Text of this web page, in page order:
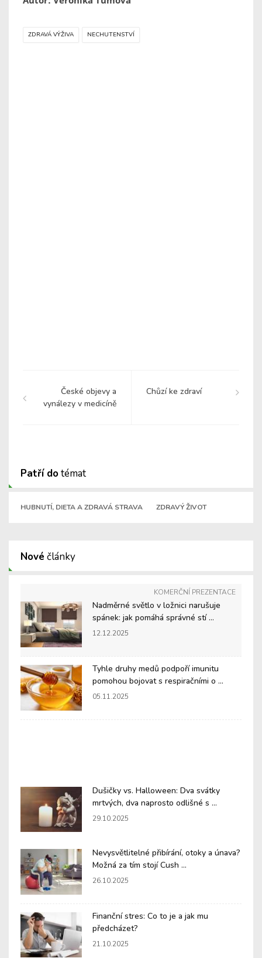
ZDRAVÁ VÝŽIVA NECHUTENSTVÍ
České objevy a
vynálezy v medicíně
Chůzí ke zdraví
Patří dotémat
HUBNUTÍ, DIETA A ZDRAVÁ STRAVA ZDRAVÝ ŽIVOT
Nové články
KOMERČNÍ PREZENTACE
Nadměrné světlo v ložnici narušuje
spánek: jak pomáhá správné stí ...
12.12.2025
Tyhle druhy medů podpoří imunitu
pomohou bojovat s respiračními o ...
05.11.2025
Dušičky vs. Halloween: Dva svátky
mrtvých, dva naprosto odlišné s ...
29.10.2025
Nevysvětlitelné přibírání, otoky a únava?
Možná za tím stojí Cush ...
26.10.2025
Finanční stres: Co to je a jak mu
předcházet?
21.10.2025